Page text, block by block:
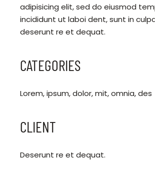
adipisicing elit, sed do eiusmod
incididunt ut laboi dent, sunt in
deserunt re et dequat.
CATEGORIES
Lorem, ipsum, dolor, mit, omnia, des
CLIENT
Deserunt re et dequat.